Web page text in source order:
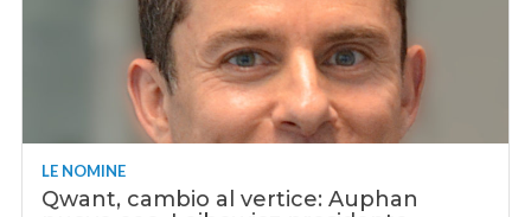
LE NOMINE
Qwant, cambio al vertice: Auphan